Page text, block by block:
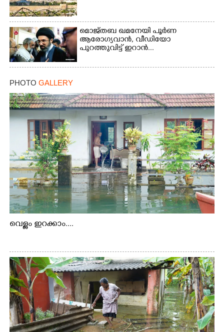
മൊജ്തബ ഖമനേയി പൂർണ
ആരോഗ്യവാൻ, വീഡിയോ
പുറത്തുവിട്ട് ഇറാൻ...
PHOTO GALLERY
വെള്ളം ഇറക്കാം....